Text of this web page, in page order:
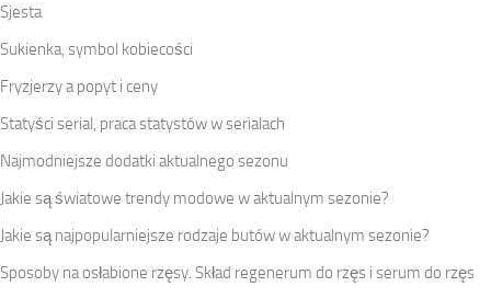
Sjesta
Sukienka, symbol kobiecości
Fryzjerzy a popyt i ceny
Statyści serial, praca statystów w serialach
Najmodniejsze dodatki aktualnego sezonu
Jakie są światowe trendy modowe w aktualnym sezonie?
Jakie są najpopularniejsze rodzaje butów w aktualnym sezonie?
Sposoby na osłabione rzęsy. Skład regenerum do rzęs i serum do rzęs